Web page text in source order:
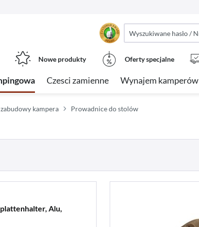
Nowe produkty Oferty specjalne
Czesci zamienne Wynajem kamperów
kampera Prowadnice do stolów
Alu,